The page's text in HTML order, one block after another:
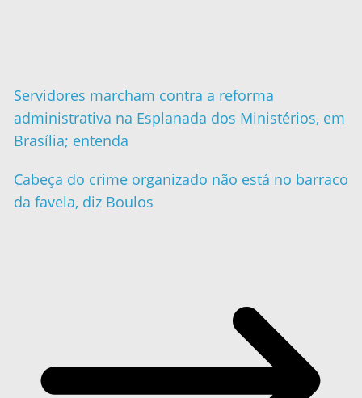
Servidores marcham contra a reforma
administrativa na Esplanada dos Ministérios, em
Brasília; entenda
Cabeça do crime organizado não está no barraco
da favela, diz Boulos